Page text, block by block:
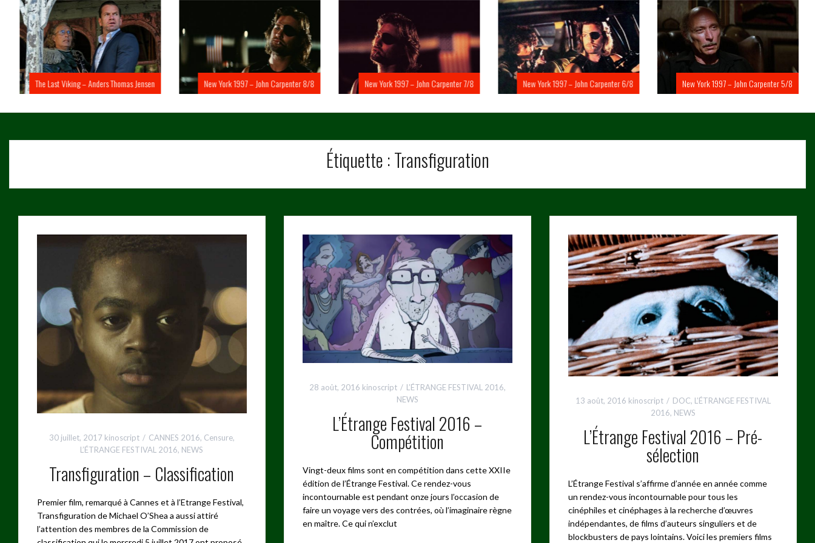
The Last Viking – Anders Thomas Jensen New York 1997 – John Carpenter 8/8 New York 1997 – John Carpenter 7/8 New York 1997 – John Carpenter 6/8 New York 1997 – John Carpenter 5/8
Étiquette :Transfiguration
30 juillet, 2017 kinoscript CANNES 2016, Censure,
L’ÉTRANGE FESTIVAL 2016, NEWS
Transfiguration – Classification
Premier film, remarqué à Cannes et à l’Etrange Festival,
Transfiguration de Michael O’Shea a aussi attiré
l’attention des membres de la Commission de
28 août, 2016 kinoscript L’ÉTRANGE FESTIVAL 2016,
NEWS
L’Étrange Festival 2016 –
Compétition
Vingt-deux films sont en compétition dans cette XXIIe
édition de l’Étrange Festival. Ce rendez-vous
incontournable est pendant onze jours l’occasion de
faire un voyage vers des contrées, où l’imaginaire règne
en maître. Ce qui n’exclut
13 août, 2016 kinoscript DOC, L’ÉTRANGE FESTIVAL
2016, NEWS
L’Étrange Festival 2016 – Pré-
sélection
L’Étrange Festival s’affirme d’année en année comme
un rendez-vous incontournable pour tous les
cinéphiles et cinéphages à la recherche d’œuvres
indépendantes, de films d’auteurs singuliers et de
blockbusters de pays lointains. Voici les premiers films